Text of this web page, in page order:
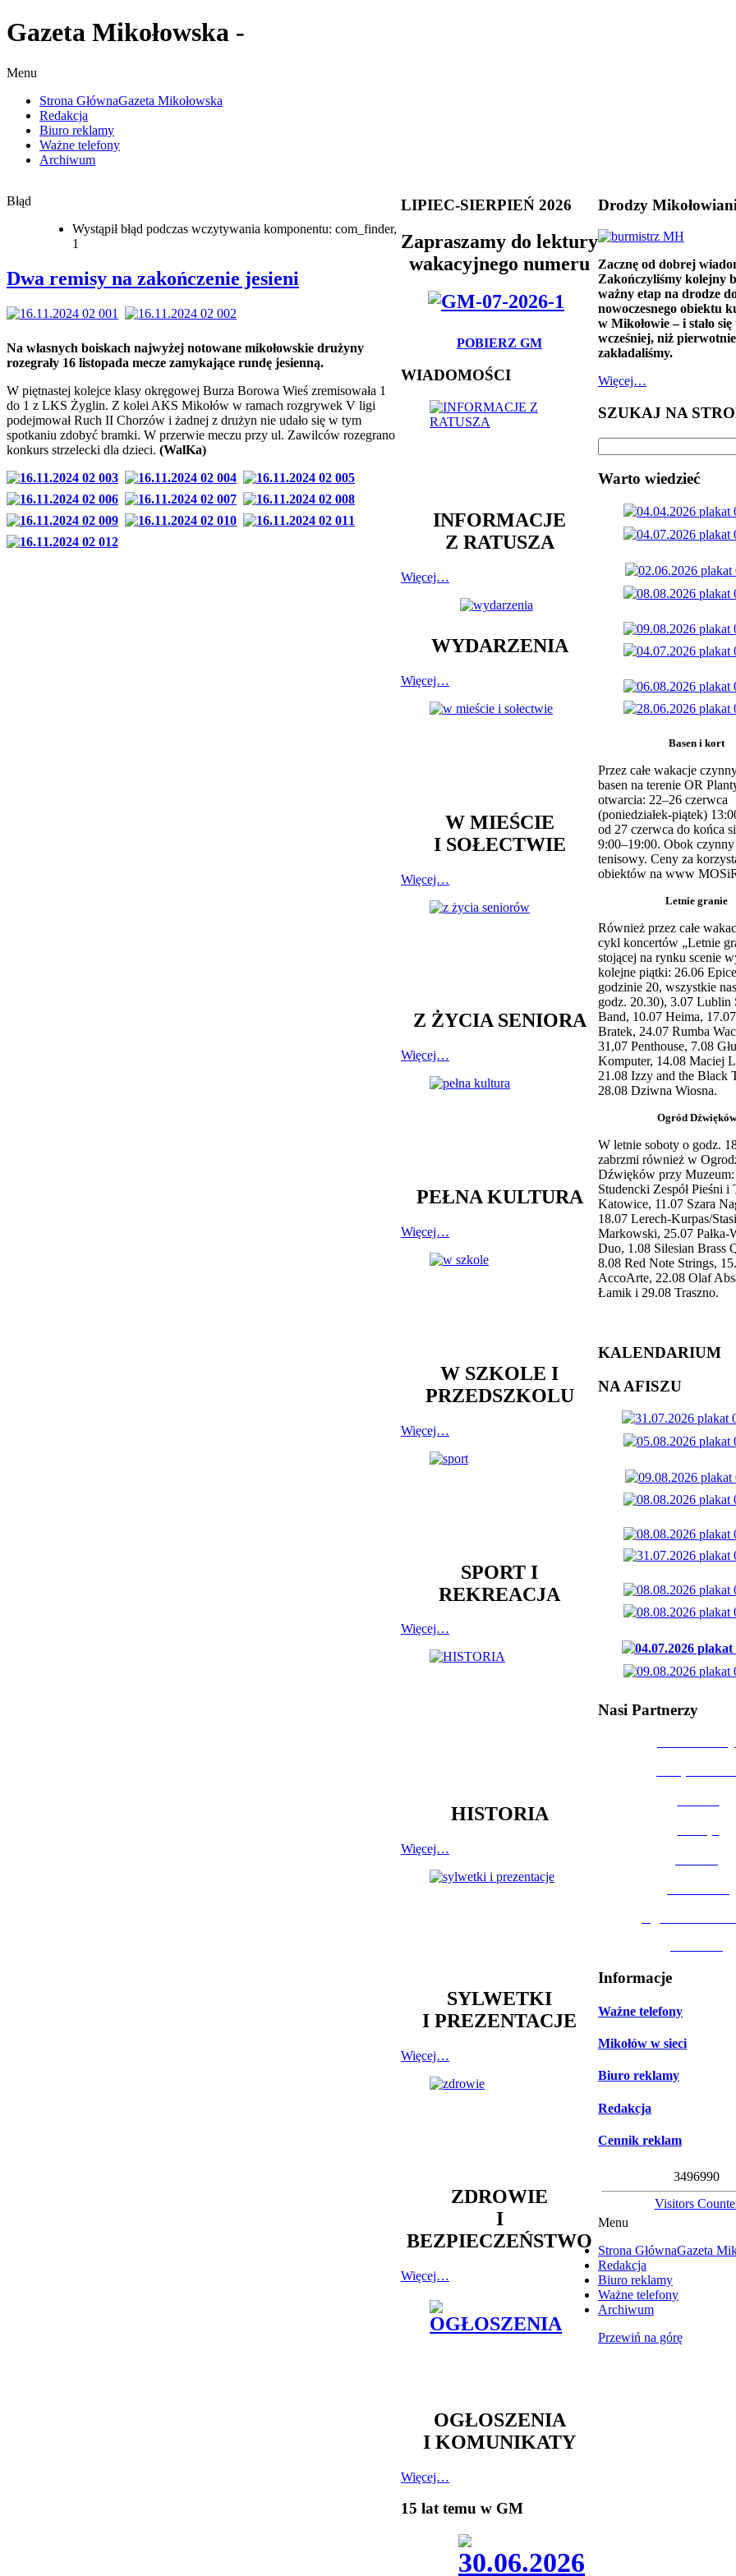
Gazeta Mikołowska -
Menu
Strona GłównaGazeta Mikołowska
Redakcja
Biuro reklamy
Ważne telefony
Archiwum
Błąd
Wystąpił błąd podczas wczytywania komponentu: com_finder,
1
Dwa remisy na zakończenie jesieni
Na własnych boiskach najwyżej notowane mikołowskie drużyny
rozegrały 16 listopada mecze zamykające rundę jesienną.
W piętnastej kolejce klasy okręgowej Burza Borowa Wieś zremisowała 1
do 1 z LKS Żyglin. Z kolei AKS Mikołów w ramach rozgrywek V ligi
podejmował Ruch II Chorzów i żadnej z drużyn nie udało się w tym
spotkaniu zdobyć bramki. W przerwie meczu przy ul. Zawilców rozegrano
konkurs strzelecki dla dzieci. (WalKa)
LIPIEC-SIERPIEŃ 2026
Zapraszamy do lektury
wakacyjnego numeru
POBIERZ GM
WIADOMOŚCI
INFORMACJE
Z RATUSZA
Więcej…
WYDARZENIA
Więcej…
W MIEŚCIE
I SOŁECTWIE
Więcej…
Z ŻYCIA SENIORA
Więcej…
PEŁNA KULTURA
Więcej…
W SZKOLE I
PRZEDSZKOLU
Więcej…
SPORT I
REKREACJA
Więcej…
HISTORIA
Więcej…
SYLWETKI
I PREZENTACJE
Więcej…
ZDROWIE
I
BEZPIECZEŃSTWO
Więcej…
OGŁOSZENIA
I KOMUNIKATY
Więcej…
15 lat temu w GM
Drodzy
Zacznę od dobrej
Zakończyliśmy kolejny
ważny etap na drodze
nowoczesnego obiektu
w Mikołowie – i stało się
wcześniej, niż pierwotnie
zakładaliśmy.
Więcej…
SZUKAJ NA
Warto wiedzieć
Basen i kort
Przez całe wakacje
basen na terenie OR
otwarcia: 22–26 czerwca
(poniedziałek-piątek)
od 27 czerwca do końca
9:00–19:00. Obok
tenisowy. Ceny za
obiektów na www
Letnie granie
Również przez całe
cykl koncertów „Letnie
stojącej na rynku scenie
kolejne piątki: 26.06
godzinie 20, wszystkie
godz. 20.30), 3.07 Lublin
Band, 10.07 Heima,
Bratek, 24.07 Rumba
31,07 Penthouse, 7.08
Komputer, 14.08 Maciej
21.08 Izzy and the Black
28.08 Dziwna Wiosna.
Ogród Dźwięków
W letnie soboty o godz.
zabrzmi również w
Dźwięków przy
Studencki Zespół Pieśni i
Katowice, 11.07 Szara
18.07 Lerech-Kurpas/
Markowski, 25.07 Pałka-
Duo, 1.08 Silesian Brass
8.08 Red Note Strings,
AccoArte, 22.08 Olaf
Łamik i 29.08 Traszno.
KALENDARIUM
NA AFISZU
Nasi Partnerzy
Informacje
Ważne telefony
Mikołów w sieci
Biuro reklamy
Redakcja
Cennik reklam
3496990
Visitors
Menu
Strona GłównaGazeta
Redakcja
Biuro reklamy
Ważne telefony
Archiwum
Przewiń na górę